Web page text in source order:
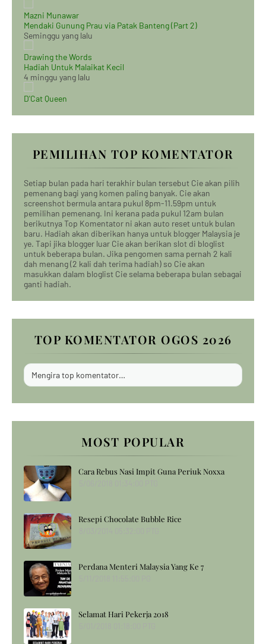
Mazni Munawar
Mendaki Gunung Prau via Patak Banteng (Part 2)
Seminggu yang lalu
Drawing the Words
Hadiah Untuk Malaikat Kecil
4 minggu yang lalu
D'Cat Queen
PEMILIHAN TOP KOMENTATOR
Setiap bulan pada hari terakhir bulan tersebut Cie akan pilih
pemenang bagi yang komen paling banyak. Cie akan
screenshot bermula antara pukul 8pm-11.59pm untuk
pemilihan pemenang. Ini kerana pada pukul 12am bulan
berikutnya Top Komentator ni akan auto reset untuk bulan
baru. Hadiah akan diberikan hanya untuk blogger Malaysia je
ye. Tapi jika blogger luar Cie akan berikan slot di bloglist
untuk beberapa bulan. Jika pengomen sama pernah 2 kali
dah menang (2 kali dah terima hadiah) so Cie akan
masukkan dalam bloglist Cie selama beberapa bulan sebagai
ganti hadiah.
TOP KOMENTATOR OGOS 2026
Mengira top komentator…
MOST POPULAR
Cara Rebus Nasi Impit Guna Periuk Noxxa
Resepi Chocolate Bubble Rice
Perdana Menteri Malaysia Yang Ke 7
Selamat Hari Pekerja 2018